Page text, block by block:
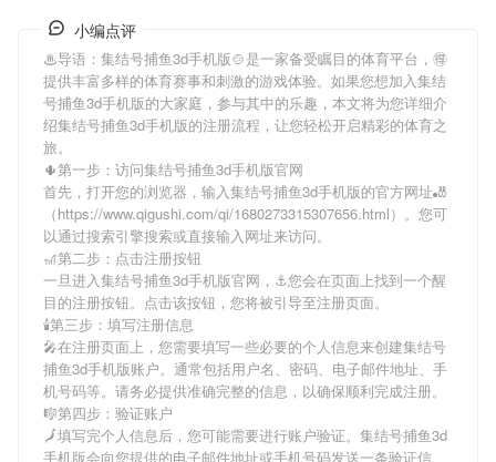
小编点评
♨导语： 集结号捕鱼3d手机版🍲是一家备受瞩目的体育平台，🉐
提供丰富多样的体育赛事和刺激的游戏体验。如果您想加入集结
号捕鱼3d手机版的大家庭，参与其中的乐趣，本文将为您详细介
绍集结号捕鱼3d手机版的注册流程，让您轻松开启精彩的体育之
旅。
🌵第一步：访问集结号捕鱼3d手机版官网
首先，打开您的浏览器，输入集结号捕鱼3d手机版的官方网址🎳
（https://www.qigushi.com/qi/1680273315307656.html）。您可
以通过搜索引擎搜索或直接输入网址来访问。
🎢第二步：点击注册按钮
一旦进入集结号捕鱼3d手机版官网，⚓️您会在页面上找到一个醒
目的注册按钮。点击该按钮，您将被引导至注册页面。
🕯第三步：填写注册信息
🎤在注册页面上，您需要填写一些必要的个人信息来创建集结号
捕鱼3d手机版账户。通常包括用户名、密码、电子邮件地址、手
机号码等。请务必提供准确完整的信息，以确保顺利完成注册。
🎼第四步：验证账户
🗾填写完个人信息后，您可能需要进行账户验证。 集结号捕鱼3d
手机版会向您提供的电子邮件地址或手机号码发送一条验证信